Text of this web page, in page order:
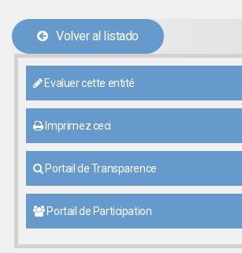
Volver al listado
Evaluer cette entité
Imprimez ceci
Portail de Transparence
Portail de Participation